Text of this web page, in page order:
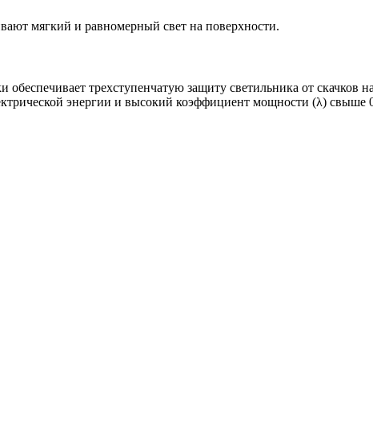
мягкий и равномерный свет на поверхности.
обеспечивает трехступенчатую защиту светильника от
энергии и высокий коэффициент мощности (λ) свыше